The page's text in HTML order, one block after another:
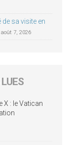
de sa visite en
août 7, 2026
X : le Vatican